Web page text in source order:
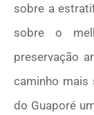
sobre a
sobre o
preservação
caminho mais
do Guaporé